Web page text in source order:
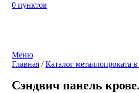
0 пунктов
Меню
Главная /Каталог металлопроката
Сэндвич панель